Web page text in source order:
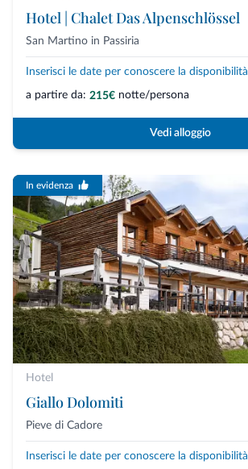
Hotel | Chalet Das Alpenschlössel
San Martino in Passiria
Inserisci le date per conoscere la disponibilità
a partire da: 215€ notte/persona
Vedi alloggio
In evidenza
Hotel
Giallo Dolomiti
Pieve di Cadore
Inserisci le date per conoscere la disponibilità